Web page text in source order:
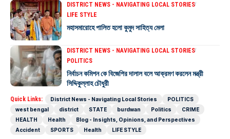
DISTRICT NEWS - NAVIGATING LOCAL STORIES
LIFE STYLE
মহাসমারোহে পালিত হলো কুমুদ সাহিত্য মেলা
DISTRICT NEWS - NAVIGATING LOCAL STORIES
POLITICS
নির্বাচন কমিশন কে বিজেপির দালাল বলে আক্রমণ করলেন মন্ত্রী
সিদ্দিকুল্লাহ চৌধুরী
Quick Links: District News - Navigating Local Stories
POLITICS
west bengal
district STATE burdwan Politics
CRIME
HEALTH
Health
Blog - Insights, Opinions, and Perspectives
Accident
SPORTS Health LIFE STYLE